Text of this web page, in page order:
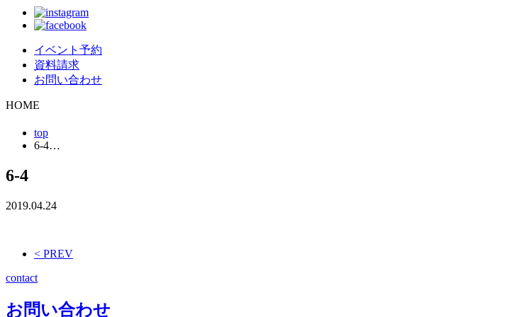
イベント予約
資料請求
お問い合わせ
HOME
top
6-4…
6-4
2019.04.24
< PREV
contact
お問い合わせ